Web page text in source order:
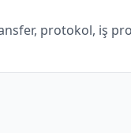
protokol, iş